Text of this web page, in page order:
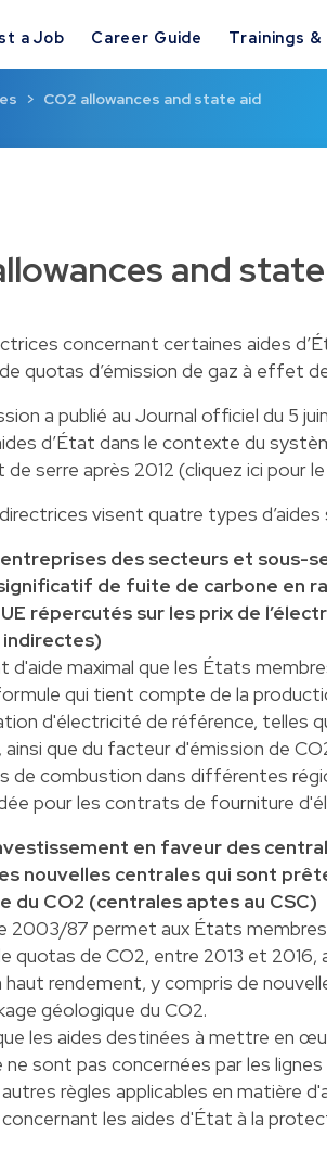
a Job Career Guide Trainings &
CO2 allowances and state aid
and
concernant certaines aides
quotas d’émission de gaz à effet
a publié au Journal officiel du 5
d’État dans le contexte du
serre après 2012 (cliquez ici pour
visent quatre types d’aides
des secteurs et sous-
de fuite de carbone en
répercutés sur les prix de
indirectes)
d'aide maximal que les États
qui tient compte de la
d'électricité de référence, telles
que du facteur d'émission de
de combustion dans différentes
pour les contrats de fourniture
en faveur des
nouvelles centrales qui sont
du CO2 (centrales aptes au CSC)
2003/87 permet aux États membres
quotas de CO2, entre 2013 et
haut rendement, y compris de
géologique du CO2.
les aides destinées à mettre en
ne sont pas concernées par les
règles applicables en matière
les aides d'État à la